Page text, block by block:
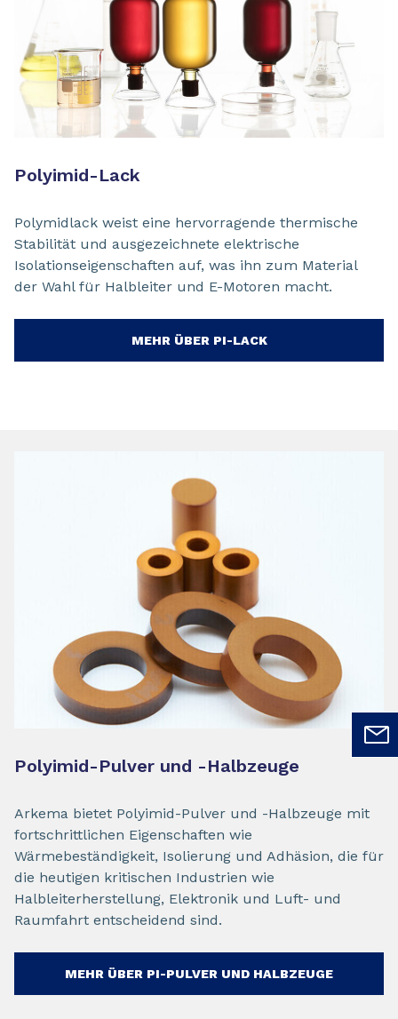
Polyimid-Lack
Polymidlack weist eine hervorragende thermische
Stabilität und ausgezeichnete elektrische
Isolationseigenschaften auf, was ihn zum Material
der Wahl für Halbleiter und E-Motoren macht.
MEHR ÜBER PI-LACK
Polyimid-Pulver und -Halbzeuge
Arkema bietet Polyimid-Pulver und -Halbzeuge mit
fortschrittlichen Eigenschaften wie
Wärmebeständigkeit, Isolierung und Adhäsion, die für
die heutigen kritischen Industrien wie
Halbleiterherstellung, Elektronik und Luft- und
Raumfahrt entscheidend sind.
MEHR ÜBER PI-PULVER UND HALBZEUGE